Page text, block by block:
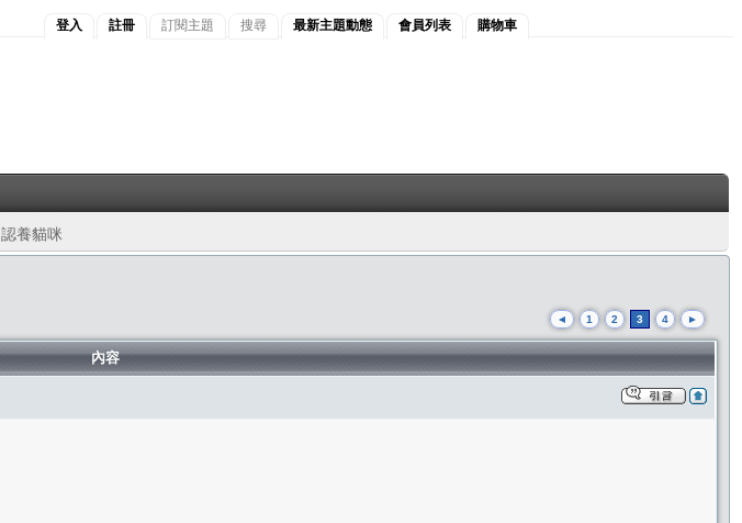
登入 註冊 訂閱主題 搜尋 最新主題動態 會員列表 購物車
認養貓咪
◄ 1 2 3 4 ►
內容